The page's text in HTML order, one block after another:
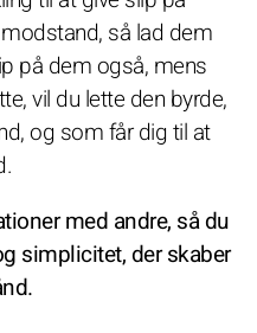
så lad dem
på dem også, mens
vil du lette den byrde,
og som får dig til at
med andre, så du
simplicitet, der skaber